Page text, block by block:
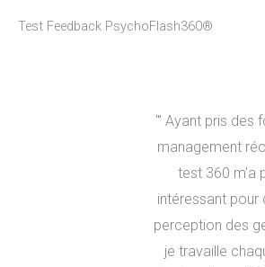
Test Feedback PsychoFlash360®
"’ Ayant pris des
management
test 360 m’a
intéressant pour
perception des
je travaille